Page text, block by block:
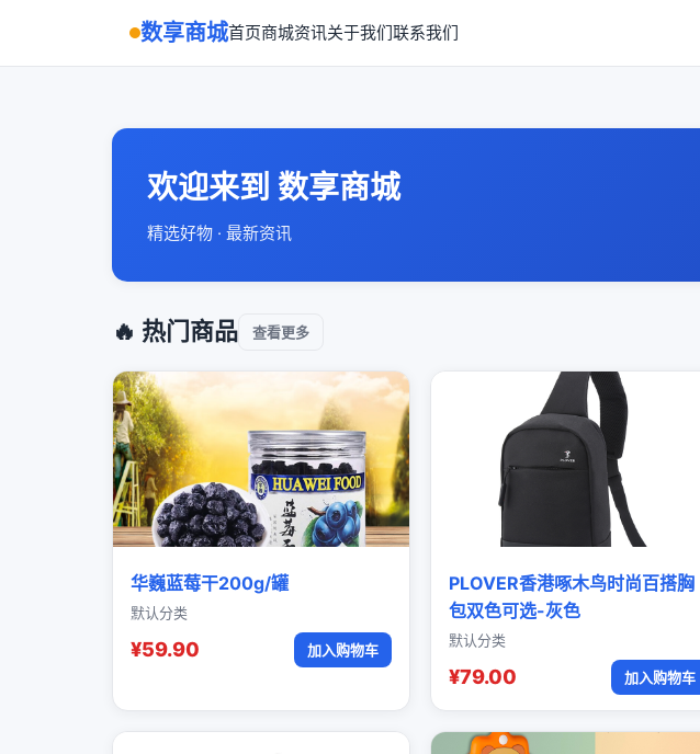
数享商城首页商城资讯关于我们联系我们
欢迎来到 数享商城
精选好物 · 最新资讯
🔥 热门商品 查看更多
华巍蓝莓干200g/罐
默认分类
¥59.90 加入购物车
PLOVER香港啄木鸟时尚百搭胸
包双色可选-灰色
默认分类
¥79.00 加入购物车